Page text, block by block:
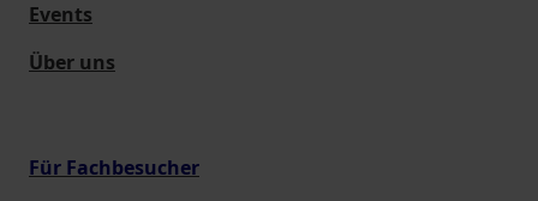
Events
Über uns
Für Fachbesucher